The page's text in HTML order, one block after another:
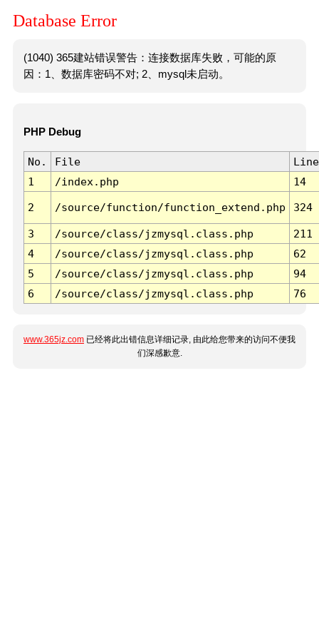
Database Error
(1040) 365建站错误警告：连接数据库失败，可能的原
因：1、数据库密码不对; 2、mysql未启动。
PHP Debug
No. File
Line
1
/index.php 14
2 /source/function/function_extend.php 324
3 /source/class/jzmysql.class.php
211
4
/source/class/jzmysql.class.php
62
5
/source/class/jzmysql.class.php
94
6
/source/class/jzmysql.class.php 76
www.365jz.com 已经将此出错信息详细记录, 由此给您带来的访问不便我
们深感歉意.